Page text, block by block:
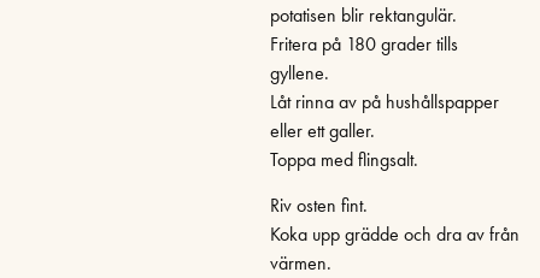
potatisen blir rektangulär.
Fritera på 180 grader tills
gyllene.
Låt rinna av på hushållspapper
eller ett galler.
Toppa med flingsalt.
Riv osten fint.
Koka upp grädde och dra av från
värmen.